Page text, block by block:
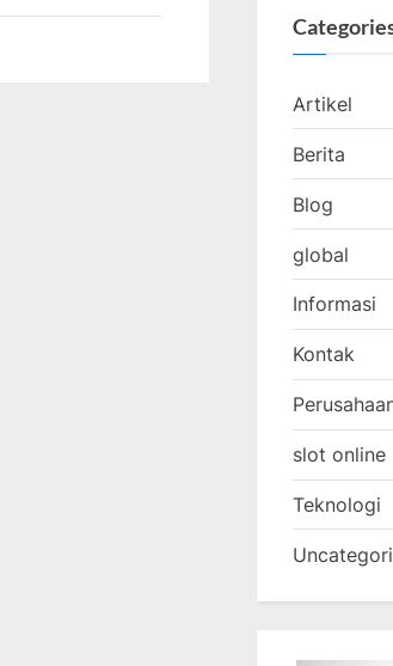
Artikel
Berita
Blog
global
Informasi
Kontak
slot online
Teknologi